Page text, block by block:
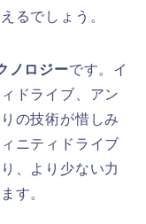
るでしょう。
ノロジーです。イ
ドライブ、アン
の技術が惜しみ
ニティドライブ
、より少ない力
す。